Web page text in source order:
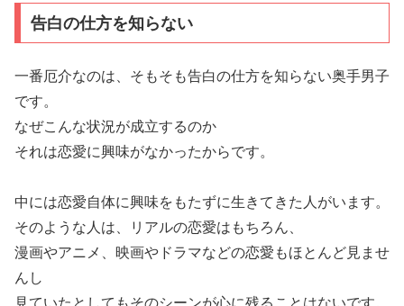
告白の仕方を知らない
一番厄介なのは、そもそも告白の仕方を知らない奥手男子
です。
なぜこんな状況が成立するのか
それは恋愛に興味がなかったからです。
中には恋愛自体に興味をもたずに生きてきた人がいます。
そのような人は、リアルの恋愛はもちろん、
漫画やアニメ、映画やドラマなどの恋愛もほとんど見ませ
んし